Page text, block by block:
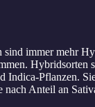
sind immer mehr
Hybridsorten
Indica-Pflanzen.
nach Anteil an